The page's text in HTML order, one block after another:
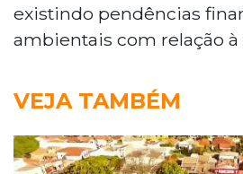
existindo pendências
ambientais com relação à
VEJA TAMBÉM